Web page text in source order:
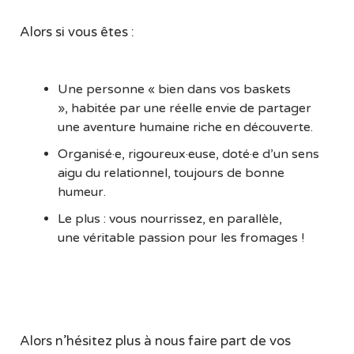
Alors si vous êtes :
Une personne « bien dans vos baskets
», habitée par une réelle envie de partager
une aventure humaine riche en découverte.
Organisé·e, rigoureux·euse, doté·e d’un sens
aigu du relationnel, toujours de bonne
humeur.
Le plus : vous nourrissez, en parallèle,
une véritable passion pour les fromages !
Alors n’hésitez plus à nous faire part de vos